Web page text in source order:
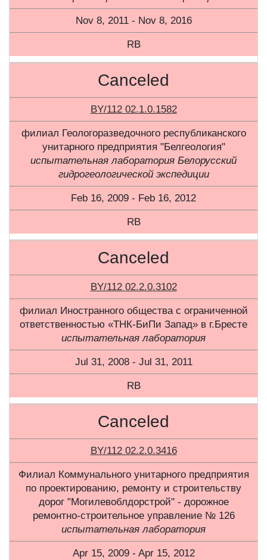
Nov 8, 2011 - Nov 8, 2016
RB
Canceled
BY/112 02.1.0.1582
филиал Геологоразведочного республиканского
унитарного предприятия "Белгеология"
испытательная лаборатория Белорусский
гидрогеологической экспедиции
Feb 16, 2009 - Feb 16, 2012
RB
Canceled
BY/112 02.2.0.3102
филиал Иностранного общества с ограниченной
ответственностью «ТНК-БиПи Запад» в г.Бресте
испытательная лаборатория
Jul 31, 2008 - Jul 31, 2011
RB
Canceled
BY/112 02.2.0.3416
Филиал Коммунального унитарного предприятия
по проектированию, ремонту и строительству
дорог "Могилевоблдорстрой" - дорожное
ремонтно-строительное управление № 126
испытательная лаборатория
Apr 15, 2009 - Apr 15, 2012